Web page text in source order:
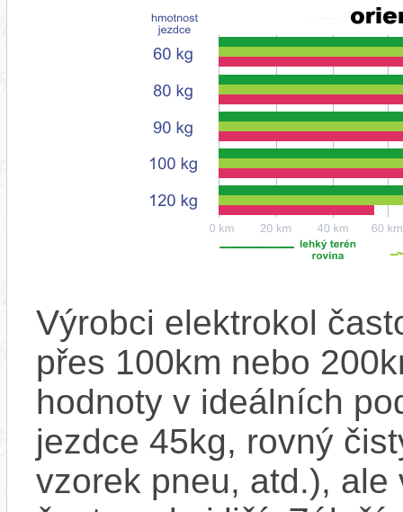
Výrobci elektrokol
přes 100km nebo
hodnoty v ideálních
jezdce 45kg, rovný
vzorek pneu, atd.),